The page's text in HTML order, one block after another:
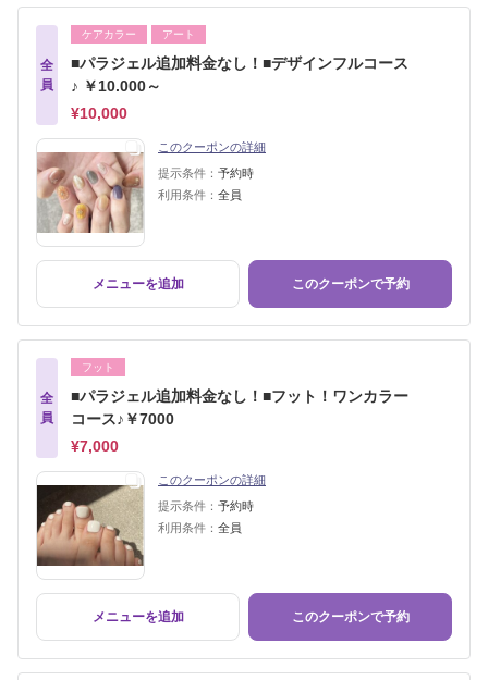
全
員
ケアカラー アート
■パラジェル追加料金なし！■デザインフルコース
♪ ￥10.000～
¥10,000
このクーポンの詳細
提示条件： 予約時
利用条件： 全員
メニューを追加 このクーポンで予約
全
員
フット
■パラジェル追加料金なし！■フット！ワンカラー
コース♪￥7000
¥7,000
このクーポンの詳細
提示条件： 予約時
利用条件： 全員
メニューを追加 このクーポンで予約